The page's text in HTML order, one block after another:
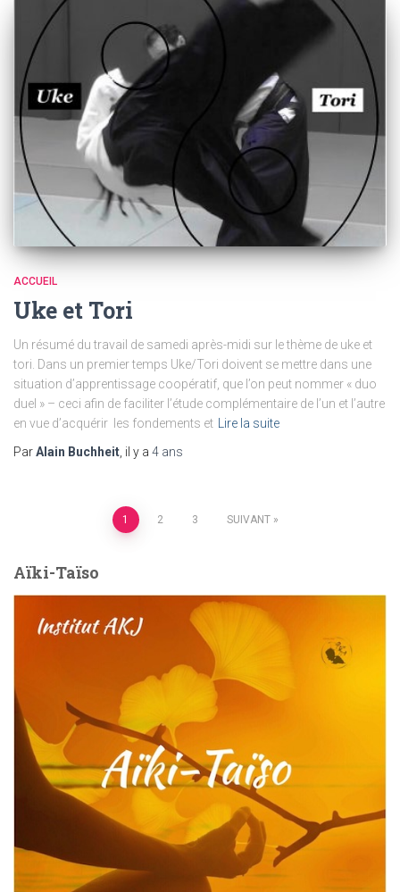
ACCUEIL
Uke et Tori
Un résumé du travail de samedi après-midi sur le thème de uke et
tori. Dans un premier temps Uke/Tori doivent se mettre dans une
situation d’apprentissage coopératif, que l’on peut nommer « duo
duel » – ceci afin de faciliter l’étude complémentaire de l’un et l’autre
en vue d’acquérir les fondements et Lire la suite
ParAlain Buchheit, il y a 4 ans
Pagination
des
publications
1 2 3 SUIVANT
Aïki-Taïso